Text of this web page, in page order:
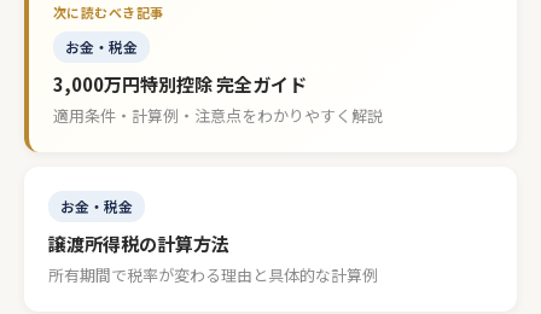
お金・税金
3,000万円特別控除 完全ガイド
適用条件・計算例・注意点をわかりやすく解説
お金・税金
譲渡所得税の計算方法
所有期間で税率が変わる理由と具体的な計算例